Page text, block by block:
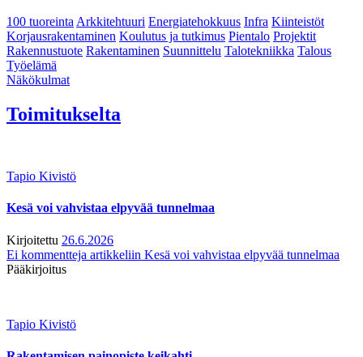
100 tuoreinta Arkkitehtuuri Energiatehokkuus Infra Kiinteistöt
Korjausrakentaminen Koulutus ja tutkimus Pientalo Projektit
Rakennustuote Rakentaminen Suunnittelu Talotekniikka Talous
Työelämä
Näkökulmat
Toimitukselta
Tapio Kivistö
Kesä voi vahvistaa elpyvää tunnelmaa
Kirjoitettu 26.6.2026
Ei kommentteja artikkeliin Kesä voi vahvistaa elpyvää tunnelmaa
Pääkirjoitus
Tapio Kivistö